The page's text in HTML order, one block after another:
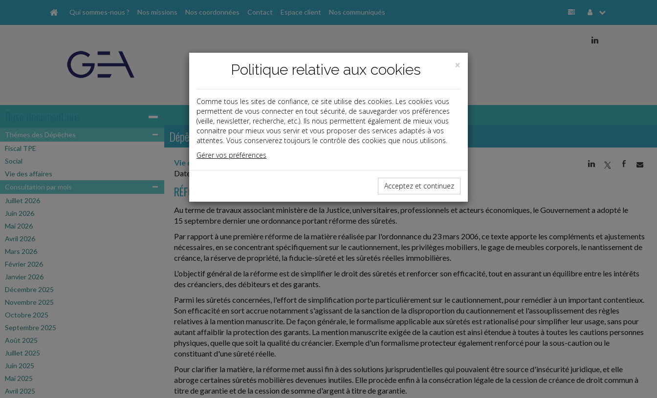
Qui sommes-nous ? Nos missions Nos coordonnées Contact Espace client Nos communiqués
j
Thémes des Dépêches
Fiscal TPE
Social
Vie des affaires
Consultation par mois
Juillet 2026
Juin 2026
Mai 2026
Avril 2026
Mars 2026
Février 2026
Janvier 2026
Décembre 2025
Novembre 2025
Octobre 2025
Septembre 2025
Août 2025
Juillet 2025
Juin 2025
Mai 2025
Avril 2025
Dépêches
j a b
Vie des affaires
Date: 2021-09-29
RÉFORME DU DROIT DES SÛRETÉS
Au terme de travaux associant ministère de la Justice, universitaires, professionnels et acteurs économiques, le Gouvernement a adopté le
15 septembre dernier une ordonnance portant réforme des sûretés.
Par rapport à une première réforme de la matière réalisée par l'ordonnance du 23 mars 2006, ce texte apporte les compléments et ajustements
nécessaires, en se concentrant spécifiquement sur le cautionnement, les privilèges mobiliers, le gage de meubles corporels, le nantissement de
créance, la réserve de propriété, la fiducie-sûreté et les sûretés réelles immobilières.
L'objectif général de la réforme est de simplifier le droit des sûretés et renforcer son efficacité, tout en assurant un équilibre entre les intérêts
des créanciers, des débiteurs et des garants.
Parmi les sûretés concernées, l'effort de simplification porte particulièrement sur le cautionnement, pour remédier à un important contentieux.
Son efficacité en sort accrue notamment s'agissant de la sanction de la disproportion du cautionnement et l'assouplissement des règles
relatives à la mention manuscrite. De façon générale, le formalisme applicable aux sûretés est rationalisé pour simplifier leur usage, sans pour
autant affaiblir la protection des garants. La mention manuscrite exigée de la caution est ainsi étendue à toutes à toutes les cautions personnes
physiques, quelle que soit la qualité du créancier. Exemple d'un formalisme protecteur également renforcé pour la sous-caution ou le
constituant d'une sûreté réelle.
Pour clarifier la matière, la réforme met aussi fin à des solutions jurisprudentielles qui pouvaient être source d'insécurité juridique, et elle
abroge certaines sûretés mobilières devenues inutiles. Elle procède enfin à la consécration légale de la cession de créance de droit commun à
titre de garantie et de la cession de somme d'argent à titre de garantie.
×
Politique relative aux cookies
Comme tous les sites de confiance, ce site utilise des cookies. Les cookies vous
permettent de vous connecter en tout sécurité, de sauvegarder vos préférences
(veille, newsletter, recherche, etc.). Ils nous permettent également de mieux vous
connaitre pour mieux vous servir et vous proposer des services adaptés à vos
attentes. Vous conserverez toujours le contrôle des cookies que nous utilisons.
Gérer vos préférences
Acceptez et continuez